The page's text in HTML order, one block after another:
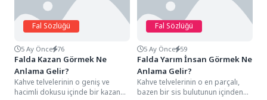
Fal Sözlüğü
5 Ay Önce 76
Falda Kazan Görmek Ne
Anlama Gelir?
Kahve telvelerinin o geniş ve
hacimli dokusu içinde bir kazan
Fal Sözlüğü
5 Ay Önce 59
Falda Yarım İnsan Görmek Ne
Anlama Gelir?
Kahve telvelerinin o en parçalı,
bazen bir sis bulutunun içinden